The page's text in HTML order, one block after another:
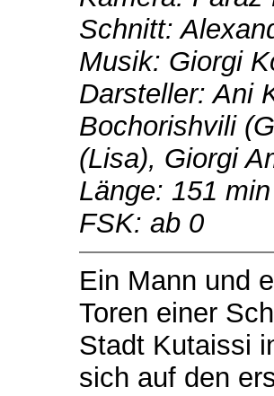
Schnitt:
Musik: Giorgi
Darsteller: Ani
Bochorishvili
(Lisa), Giorgi
Länge: 151 min
FSK: ab 0
Ein Mann und
Toren einer
Stadt Kutaissi
sich auf den